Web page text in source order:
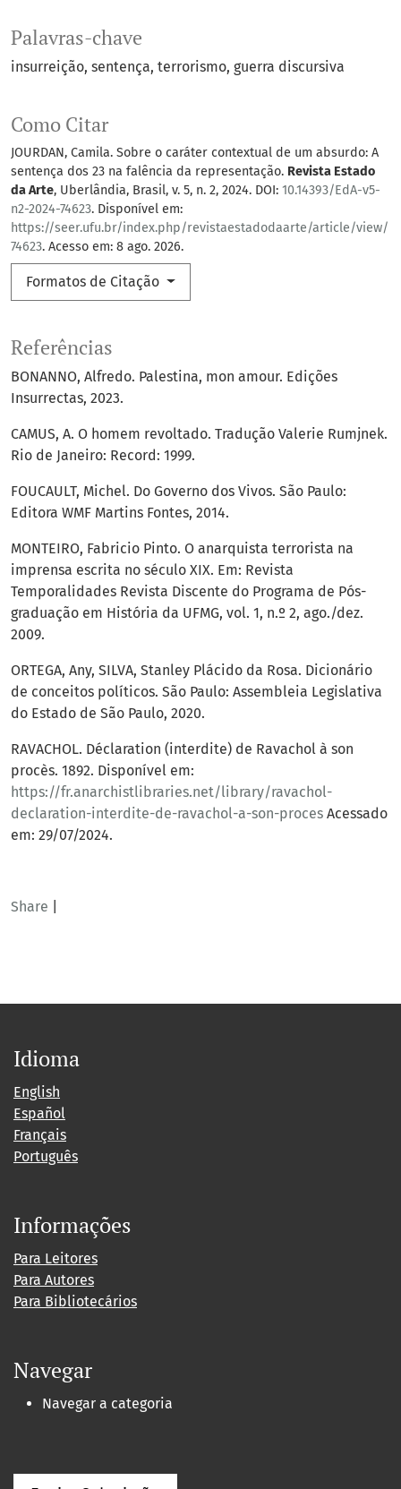
Palavras-chave
insurreição sentença terrorismo guerra discursiva
Como Citar
JOURDAN, Camila. Sobre o caráter contextual de um absurdo: A
sentença dos 23 na falência da representação. Revista Estado
da Arte, Uberlândia, Brasil, v. 5, n. 2, 2024. DOI: 10.14393/EdA-v5-
n2-2024-74623. Disponível em:
https://seer.ufu.br/index.php/revistaestadodaarte/article/view/
74623. Acesso em: 8 ago. 2026.
Formatos de Citação
Share
Referências
BONANNO, Alfredo. Palestina, mon amour. Edições
Insurrectas, 2023.
CAMUS, A. O homem revoltado. Tradução Valerie Rumjnek.
Rio de Janeiro: Record: 1999.
FOUCAULT, Michel. Do Governo dos Vivos. São Paulo:
Editora WMF Martins Fontes, 2014.
MONTEIRO, Fabricio Pinto. O anarquista terrorista na
imprensa escrita no século XIX. Em: Revista
Temporalidades Revista Discente do Programa de Pós-
graduação em História da UFMG, vol. 1, n.º 2, ago./dez.
2009.
ORTEGA, Any, SILVA, Stanley Plácido da Rosa. Dicionário
de conceitos políticos. São Paulo: Assembleia Legislativa
do Estado de São Paulo, 2020.
RAVACHOL. Déclaration (interdite) de Ravachol à son
procès. 1892. Disponível em:
https://fr.anarchistlibraries.net/library/ravachol-
declaration-interdite-de-ravachol-a-son-proces Acessado
em: 29/07/2024.
Idioma
English
Español
Français
Português
Informações
Para Leitores
Para Autores
Para Bibliotecários
Navegar
Navegar a categoria